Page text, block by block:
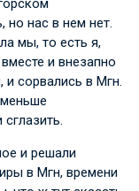
но нас в нем нет.
мы, то есть я,
и внезапно
и сорвались в Мгн.
и решали
в Мгн, времени